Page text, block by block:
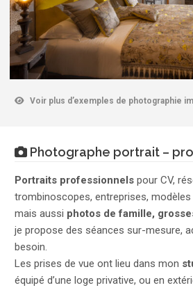
Voir plus d’exemples de photographie
Photographe portrait –
Portraits professionnelspour CV,
trombinoscopes, entreprises,
mais aussi photos de famille,
je propose des séances sur-mesure,
besoin.
Les prises de vue ont lieu dans mon
équipé d’une loge privative, ou en